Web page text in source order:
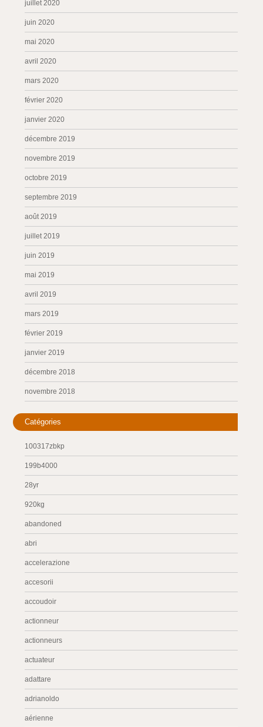
juillet 2020
juin 2020
mai 2020
avril 2020
mars 2020
février 2020
janvier 2020
décembre 2019
novembre 2019
octobre 2019
septembre 2019
août 2019
juillet 2019
juin 2019
mai 2019
avril 2019
mars 2019
février 2019
janvier 2019
décembre 2018
novembre 2018
Catégories
100317zbkp
199b4000
28yr
920kg
abandoned
abri
accelerazione
accesorii
accoudoir
actionneur
actionneurs
actuateur
adattare
adrianoldo
aérienne